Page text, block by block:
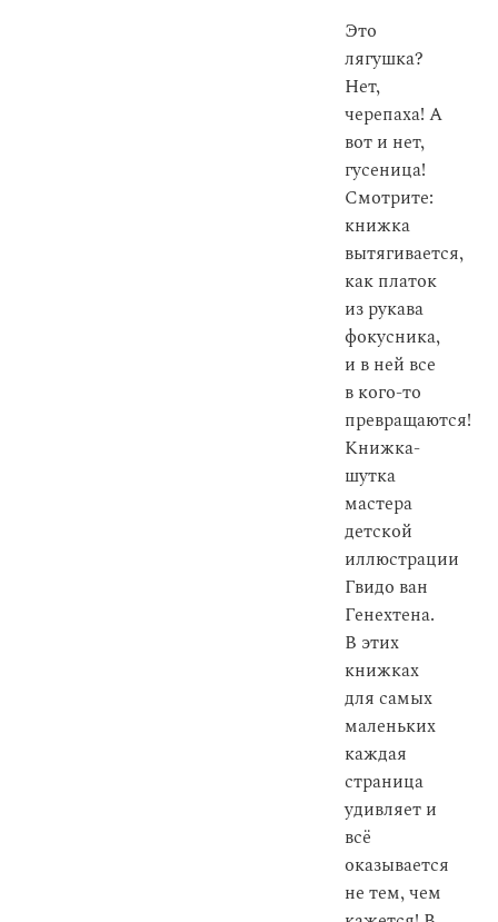
Это
лягушка?
Нет,
черепаха! А
вот и нет,
гусеница!
Смотрите:
книжка
вытягивается,
как платок
из рукава
фокусника,
и в ней все
в кого-то
превращаются!
Книжка-
шутка
мастера
детской
иллюстрации
Гвидо ван
Генехтена.
В этих
книжках
для самых
маленьких
каждая
страница
удивляет и
всё
оказывается
не тем, чем